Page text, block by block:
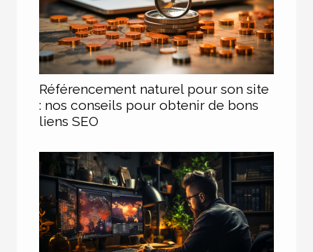
Référencement naturel pour son site
: nos conseils pour obtenir de bons
liens SEO